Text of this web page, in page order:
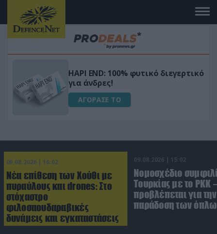
Μεταμόρφωσε τον κήπο σου με το
Ultra Box Μίνι Αλυσοπρίονο με
μπαταρία λιθίου
ΑΓΟΡΑΣΕ ΤΟ
09.08.2026 | 16:02
Νέα επίθεση των Χούθι με
πυραύλους και drones: Στο
στόχαστρο
φιλοσαουδαραβικές
δυνάμεις και εγκαταστάσεις
09.08.2026 | 15:02
Νομοσχέδιο
Τουρκίας με το ΡΚΚ
προβλέπεται για την
παράδοση των